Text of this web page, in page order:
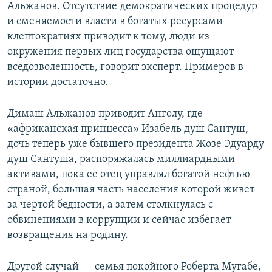
Альжанов. Отсутствие демократических процедур
и сменяемости власти в богатых ресурсами
клептократиях приводит к тому, люди из
окружения первых лиц государства ощущают
вседозволенность, говорит эксперт. Примеров в
истории достаточно.
Димаш Альжанов приводит Анголу, где
«африканская принцесса» Изабель душ Сантуш,
дочь теперь уже бывшего президента Жозе Эдуарду
душ Сантуша, распоряжалась миллиардными
активами, пока ее отец управлял богатой нефтью
страной, большая часть населения которой живет
за чертой бедности, а затем столкнулась с
обвинениями в коррупции и сейчас избегает
возвращения на родину.
Другой случай — семья покойного Роберта Мугабе,